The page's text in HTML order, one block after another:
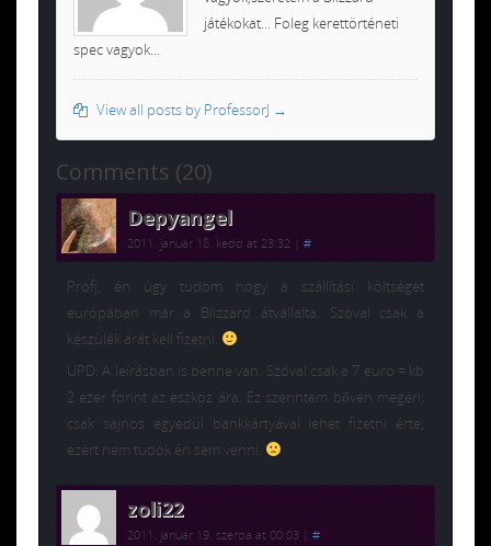
játékokat... Foleg kerettörténeti
spec vagyok...
View all posts by ProfessorJ →
Comments (20)
Depyangel
2011. január 18. kedd at 23:32 #
Profj, én úgy tudom hogy a szállítási költséget
európában már a Blizzard átvállalta. Szóval csak a
készülék árát kell fizetni.
UPD: A leírásban is benne van. Szóval csak a 7 euro = kb
2 ezer forint az eszköz ára. Ez szerintem bőven megéri,
csak sajnos egyedül bankkártyával lehet fizetni érte,
ezért nem tudok én sem venni.
zoli22
2011. január 19. szerda at 00:03 #